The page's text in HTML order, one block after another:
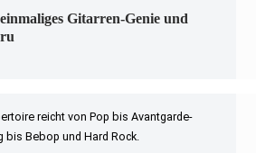
Gitarren-Genie und
reicht von Pop bis Avantgarde-
bis Bebop und Hard Rock.